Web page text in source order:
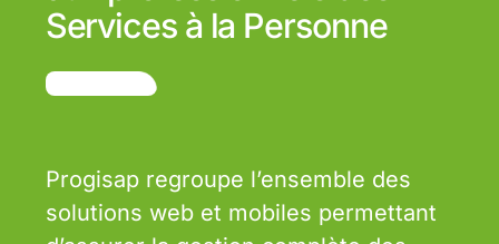
Services à la Personne
Progisap regroupe l’ensemble des
solutions web et mobiles permettant